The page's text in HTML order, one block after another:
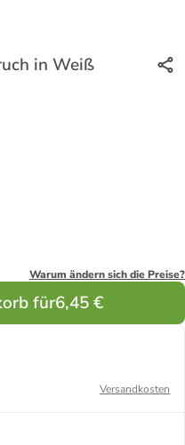
in Weiß
Warum ändern sich die Preise?
für6,45 €
Versandkosten